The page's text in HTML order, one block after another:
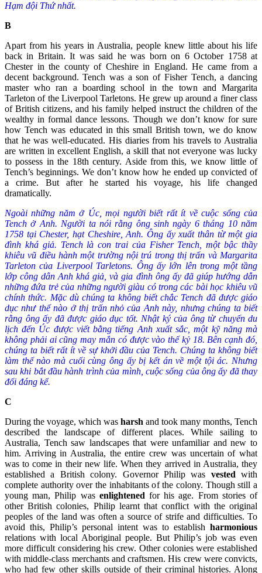
Hạm đội Thứ nhất.
B
Apart from his years in Australia, people knew little about his life
back in Britain. It was said he was born on 6 October 1758 at
Chester in the county of Cheshire in England. He came from a
decent background. Tench was a son of Fisher Tench, a dancing
master who ran a boarding school in the town and Margarita
Tarleton of the Liverpool Tarletons. He grew up around a finer class
of British citizens, and his family helped instruct the children of the
wealthy in formal dance lessons. Though we don’t know for sure
how Tench was educated in this small British town, we do know
that he was well-educated. His diaries from his travels to Australia
are written in excellent English, a skill that not everyone was lucky
to possess in the 18th century. Aside from this, we know little of
Tench’s beginnings. We don’t know how he ended up convicted of
a crime. But after he started his voyage, his life changed
dramatically.
Ngoài những năm ở Úc, mọi người biết rất ít về cuộc sống của
Tench ở Anh. Người ta nói rằng ông sinh ngày 6 tháng 10 năm
1758 tại Chester, hạt Cheshire, Anh. Ông ấy xuất thân từ một gia
đình khá giả. Tench là con trai của Fisher Tench, một bậc thầy
khiêu vũ điều hành một trường nội trú trong thị trấn và Margarita
Tarleton của Liverpool Tarletons. Ông ấy lớn lên trong một tầng
lớp công dân Anh khá giả, và gia đình ông ấy đã giúp hướng dẫn
những đứa trẻ của những người giàu có trong các bài học khiêu vũ
chính thức. Mặc dù chúng ta không biết chắc Tench đã được giáo
dục như thế nào ở thị trấn nhỏ của Anh này, nhưng chúng ta biết
rằng ông ấy đã được giáo dục tốt. Nhật ký của ông từ chuyến du
lịch đến Úc được viết bằng tiếng Anh xuất sắc, một kỹ năng mà
không phải ai cũng may mắn có được vào thế kỷ 18. Bên cạnh đó,
chúng ta biết rất ít về sự khởi đầu của Tench. Chúng ta không biết
làm thế nào mà cuối cùng ông ấy bị kết án về một tội ác. Nhưng
sau khi bắt đầu hành trình của mình, cuộc sống của ông ấy đã thay
đổi đáng kể.
C
During the voyage, which was harsh and took many months, Tench
described the landscape of different places. While sailing to
Australia, Tench saw landscapes that were unfamiliar and new to
him. Arriving in Australia, the entire crew was uncertain of what
was to come in their new life. When they arrived in Australia, they
established a British colony. Governor Philip was vested with
complete authority over the inhabitants of the colony. Though still a
young man, Philip was enlightenedfor his age. From stories of
other British colonies, Philip learnt that conflict with the original
peoples of the land was often a source of strife and difficulties. To
avoid this, Philip’s personal intent was to establish harmonious
relations with local Aboriginal people. But Philip’s job was even
more difficult considering his crew. Other colonies were established
with middle-class merchants and craftsmen. His crew were convicts,
who had few other skills outside of their criminal histories. Along